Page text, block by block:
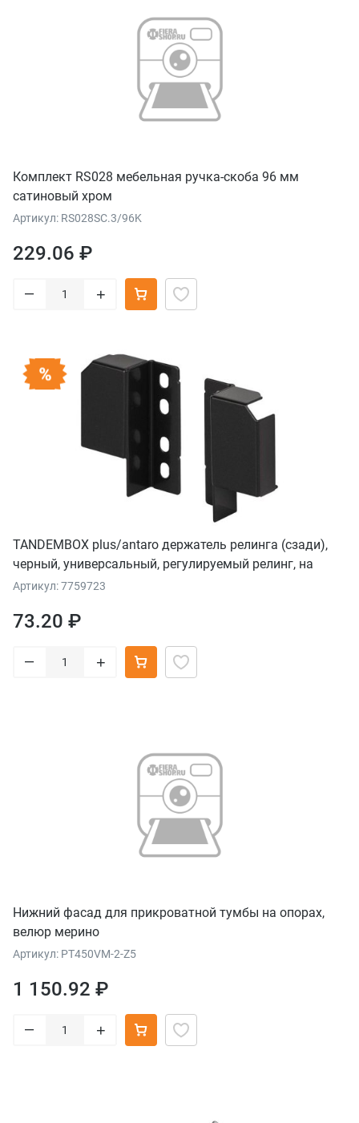
Комплект RS028 мебельная ручка-скоба 96 мм
сатиновый хром
Артикул: RS028SC.3/96K
229.06 ₽
– +
TANDEMBOX plus/antaro держатель релинга (сзади),
черный, универсальный, регулируемый релинг, на
саморезы, комплект
Артикул: 7759723
73.20 ₽
– +
Нижний фасад для прикроватной тумбы на опорах,
велюр мерино
Артикул: PT450VM-2-Z5
1 150.92 ₽
– +